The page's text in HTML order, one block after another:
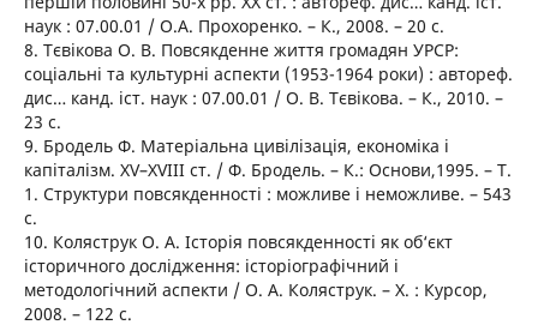
наук : 07.00.01 / О.А. Прохоренко. – К., 2008. – 20 с.
8. Тєвікова О. В. Повсякденне життя громадян УРСР:
соціальні та культурні аспекти (1953-1964 роки) : автореф.
дис… канд. іст. наук : 07.00.01 / О. В. Тєвікова. – К., 2010. –
23 с.
9. Бродель Ф. Матеріальна цивілізація, економіка і
капіталізм. ХV–ХVІІІ ст. / Ф. Бродель. – К.: Основи,1995. – Т.
1. Структури повсякденності : можливе і неможливе. – 543
с.
10. Коляструк О. А. Історія повсякденності як об‘єкт
історичного дослідження: історіографічний і
методологічний аспекти / О. А. Коляструк. – Х. : Курсор,
2008. – 122 с.